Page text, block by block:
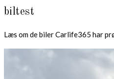
biltest
Læs om de biler Carlife365 har